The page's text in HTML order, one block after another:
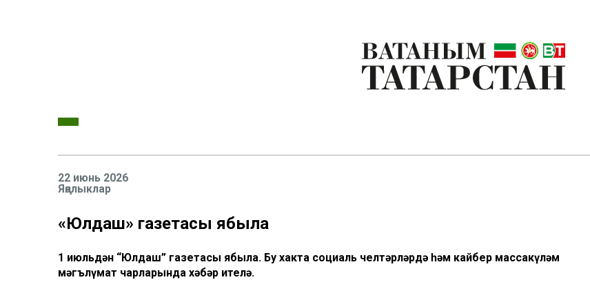
22 июнь 2026
Яңалыклар
«Юлдаш» газетасы ябыла
1 июльдән “Юлдаш” газетасы ябыла. Бу хакта социаль челтәрләрдә һәм кайбер массакүләм
мәгълүмат чарларында хәбәр ителә.